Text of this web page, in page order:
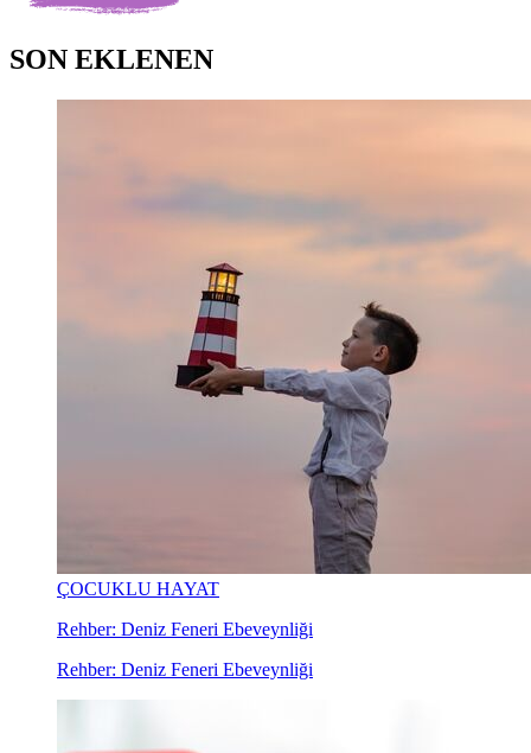
SON EKLENEN
ÇOCUKLU HAYAT
Rehber: Deniz Feneri Ebeveynliği
Rehber: Deniz Feneri Ebeveynliği